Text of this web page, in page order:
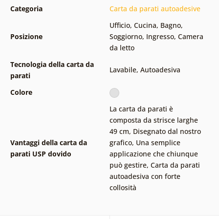
Categoria Carta da parati autoadesive
Posizione
Ufficio, Cucina, Bagno,
Soggiorno, Ingresso, Camera
da letto
Tecnologia della carta da
parati
Lavabile, Autoadesiva
Colore
Vantaggi della carta da
parati USP dovido
La carta da parati è
composta da strisce larghe
49 cm, Disegnato dal nostro
grafico, Una semplice
applicazione che chiunque
può gestire, Carta da parati
autoadesiva con forte
collosità